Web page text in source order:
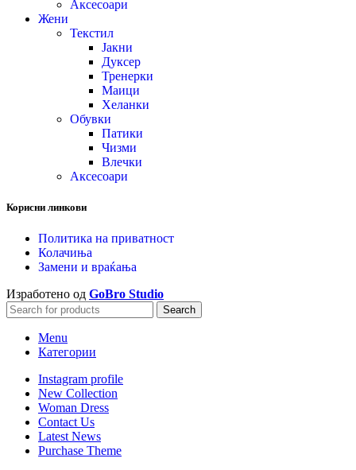
Аксесоари
Жени
Текстил
Јакни
Дуксер
Тренерки
Маици
Хеланки
Обувки
Патики
Чизми
Влечки
Аксесоари
Корисни линкови
Политика на приватност
Колачиња
Замени и враќања
Изработено од GoBro Studio
Search
Menu
Категории
Instagram profile
New Collection
Woman Dress
Contact Us
Latest News
Purchase Theme